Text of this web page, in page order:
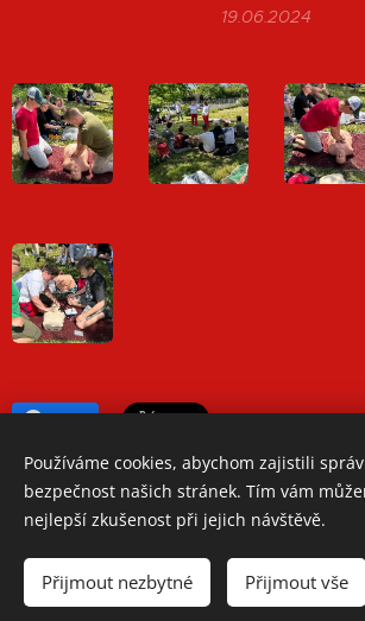
19.06.2024
Share
Oblastní spolek Českého červeného
Jiřího Wolkera 1248/2, 41501
Používáme cookies, abychom zajistili
bezpečnost našich stránek. Tím vám
nejlepší zkušenost při jejich návštěvě.
Přijmout nezbytné Přijmout vše